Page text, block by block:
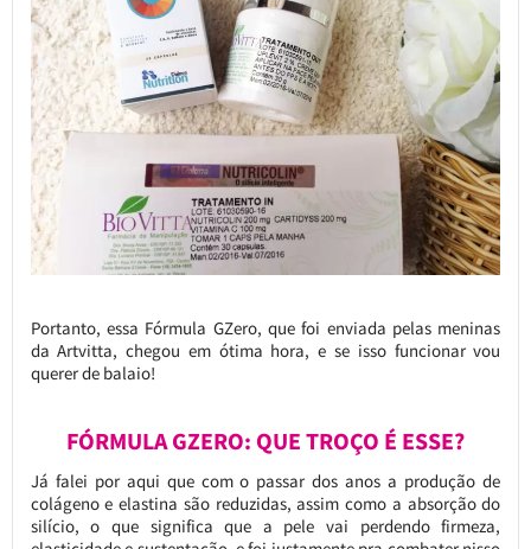
Portanto, essa Fórmula GZero, que foi enviada pelas meninas
da Artvitta, chegou em ótima hora, e se isso funcionar vou
querer de balaio!
FÓRMULA GZERO: QUE TROÇO É ESSE?
Já falei por aqui que com o passar dos anos a produção de
colágeno e elastina são reduzidas, assim como a absorção do
silício, o que significa que a pele vai perdendo firmeza,